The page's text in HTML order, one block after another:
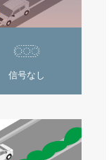
信号なし